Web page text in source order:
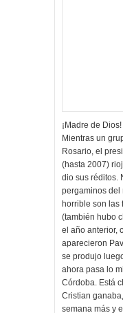
¡Madre de
Mientras un
Rosario, el
(hasta 2007)
dio sus réditos.
pergaminos del
horrible son las
(también hubo
el año anterior,
aparecieron
se produjo
ahora pasa lo
Córdoba. Está
Cristian
semana más y